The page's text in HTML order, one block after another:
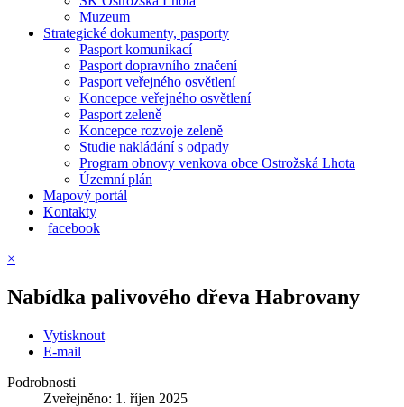
Muzeum
Strategické dokumenty, pasporty
Pasport komunikací
Pasport dopravního značení
Pasport veřejného osvětlení
Koncepce veřejného osvětlení
Pasport zeleně
Koncepce rozvoje zeleně
Studie nakládání s odpady
Program obnovy venkova obce Ostrožská Lhota
Územní plán
Mapový portál
Kontakty
facebook
×
Nabídka palivového dřeva Habrovany
Vytisknout
E-mail
Podrobnosti
Zveřejněno: 1. říjen 2025